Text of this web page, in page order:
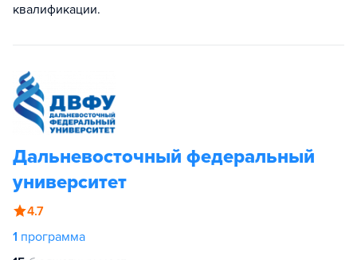
квалификации.
Дальневосточный федеральный
университет
4.7
1 программа